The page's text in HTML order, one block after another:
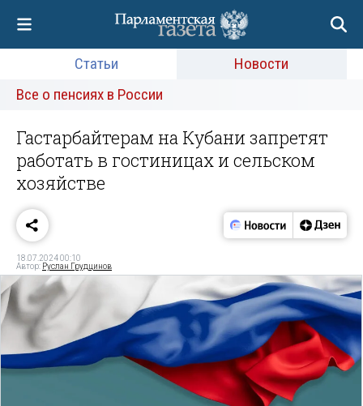
Статьи
Новости
Все о пенсиях в России
Гастарбайтерам на Кубани запретят
работать в гостиницах и сельском
хозяйстве
18.07.2024 00:10
Автор: Руслан Грудцинов